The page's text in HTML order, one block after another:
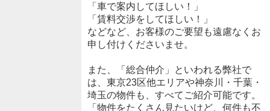
「車で案内してほしい！」
「賃料交渉をしてほしい！」
などなど、お客様のご要望も遠慮なくお
申し付けくださいませ。
また、「総合仲介」といわれる弊社で
は、東京23区他エリアや神奈川・千葉・
埼玉の物件も、すべてご紹介可能です。
「物件をたくさん見たいけど、何件も不